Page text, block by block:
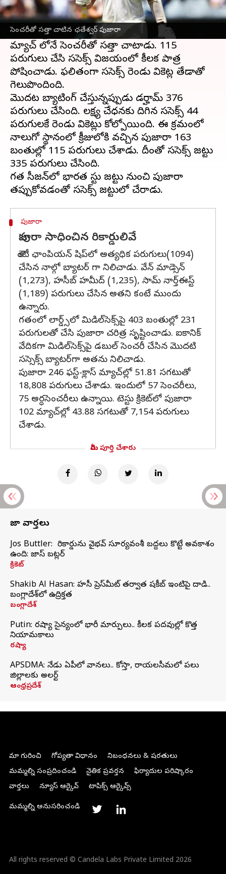
సెంచరీతో సత్తా చాటిన ఛతేశ్వర్ పుజారా
టెస్టు స్పెషలిస్ట్ ఛతేశ్వర్,టీమిండియా బ్యాట్స్‌మెన్
పుజారా కౌంటీ ఛాంపియన్ ఫిప్‌లో విజృంభించారు.
ససెక్స్ కెప్టెన్ గా వ్యవహరించిన పుజారా అరంగేట్రం
మ్యాచ్ లోనే సెంచరీతో సత్తా చాటాడు. 115
పరుగులు చేసి ససెక్స్ విజయంలో కీలక పాత్ర
పోషించాడు. ఫలితంగా ససెక్స్ రెండు వికెట్ల తేడాతో
గెలుపొందింది.
మొదట బ్యాటింగ్ చేస్తున్నప్పుడు డర్హామ్ 376
పరుగులు చేసింది. లక్ష్య చేధనకు దిగిన ససెక్స్ 44
పరుగులకే రెండు వికెట్లు కోల్పోయింది. ఈ క్రమంలో
నాలుగో స్థానంలో క్రీజులోకి వచ్చిన పుజారా 163
బంతుల్లో 115 పరుగులు చేశాడు. దీంతో ససెక్స్ జట్టు
335 పరుగులు చేసింది.
గత సీజన్‌లో భారత టెస్టు జట్టు నుంచి పుజారా
పుజారా
పుజారా సాధించిన రికార్డులివే
కౌంటీ ఛాంపియన్ షిప్‌లో అత్యధిక పరుగులు(1094)
చేసిన నాల్గో బ్యాటర్ గా నిలిచాడు. వేన్ మాడ్సెన్
(1,273), హసీబ్ హమీద్ (1,235), సామ్ నార్త్ఈస్ట్
(1,189) పరుగులు చేసిన అతని కంటే ముందు
ఉన్నారు.
గతంలో లార్డ్స్‌లో మిడిల్‌సెక్స్‌పై 403 బంతుల్లో 231
పరుగులతో చేసి పుజారా చరిత్ర సృష్టించాడు. ఐకానిక్
వేదికగా మిడిల్‌సెక్స్‌పై డబుల్ సెంచరీ చేసిన మొదటి
సస్సెక్స్ బ్యాటర్‌గా అతను నిలిచాడు.
పుజారా 246 ఫస్ట్-క్లాస్ మ్యాచ్‌ల్లో 51.81 సగటుతో
18,808 పరుగులు చేశాడు. ఇందులో 57 సెంచరీలు,
75 అర్ధసెంచరీలు ఉన్నాయి. టెస్టు క్రికెట్‌లో పుజారా
102 మ్యాచ్‌ల్లో 43.88 సగటుతో 7,154 పరుగులు
చేశాడు.
మీరు పూర్తి చేశారు
తాజా వార్తలు
Jos Buttler: నా రికార్డును వైభవ్ సూర్యవంశీ బద్దలు కొట్టే అవకాశం
ఉంది: జాస్ బట్లర్
క్రికెట్
Shakib Al Hasan: హసీనా ప్రెస్‌మీట్‌ తర్వాత షకీబ్‌ ఇంటిపై దాడి..
బంగ్లాదేశ్‌లో ఉద్రిక్తత
బంగ్లాదేశ్
Putin: రష్యా సైన్యంలో భారీ మార్పులు.. కీలక పదవుల్లో కొత్త
నియామకాలు
రష్యా
APSDMA: నేడు ఏపీలో వానలు.. కోస్తా, రాయలసీమలో పలు
జిల్లాలకు అలర్ట్
ఆంధ్రప్రదేశ్
మా గురించి గోప్యతా విధానం
నిబంధనలు & షరతులు
మమ్మల్ని సంప్రదించండి
నైతిక ప్రవర్తన
ఫిర్యాదుల పరిష్కారం
వార్తలు
న్యూస్ ఆర్కైవ్ టాపిక్స్ ఆర్కైవ్స్
మమ్మల్ని అనుసరించండి
All rights reserved © Candela Labs Private Limited 2026